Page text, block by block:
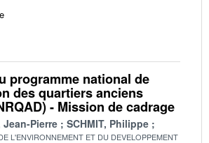
programme national de
des quartiers anciens
- Mission de cadrage
Jean-Pierre SCHMIT, Philippe
L'ENVIRONNEMENT ET DU DEVELOPPEMENT